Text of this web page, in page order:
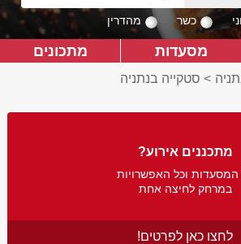
כשר מהדרין
מסעדות מתכונים
> סטקייה בנתניה
מתכננים אירוע?
המסעדות וכל האפשרויות
במרחק לחיצה אחת
לחצו כאן לפרטים!